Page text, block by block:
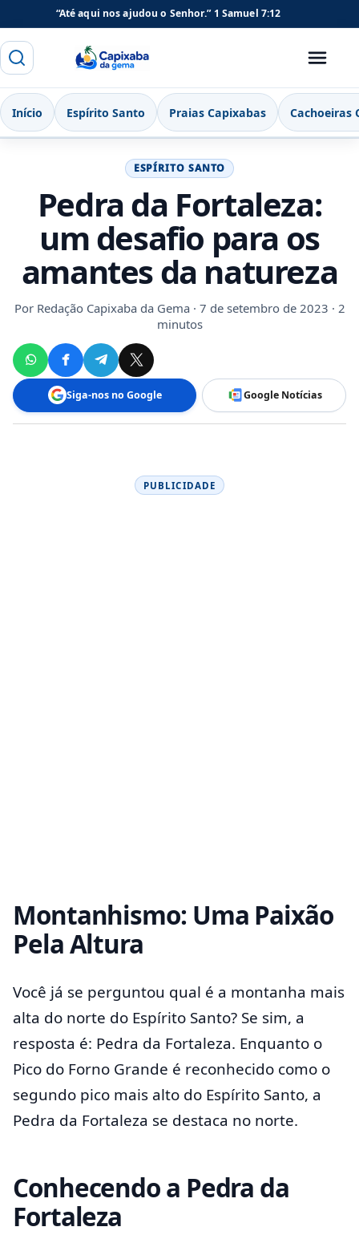
“Até aqui nos ajudou o Senhor.” 1 Samuel 7:12
Buscar
Menu
Início Espírito Santo Praias Capixabas Cachoeiras
ESPÍRITO SANTO
Pedra da Fortaleza:
um desafio para os
amantes da natureza
Por Redação Capixaba da Gema· 7 de setembro de 2023 · 2
minutos
Siga-nos no Google Google Notícias
PUBLICIDADE
Montanhismo: Uma Paixão
Pela Altura
Você já se perguntou qual é a montanha mais
alta do norte do Espírito Santo? Se sim, a
resposta é: Pedra da Fortaleza. Enquanto o
Pico do Forno Grande é reconhecido como o
segundo pico mais alto do Espírito Santo, a
Pedra da Fortaleza se destaca no norte.
Conhecendo a Pedra da
Fortaleza